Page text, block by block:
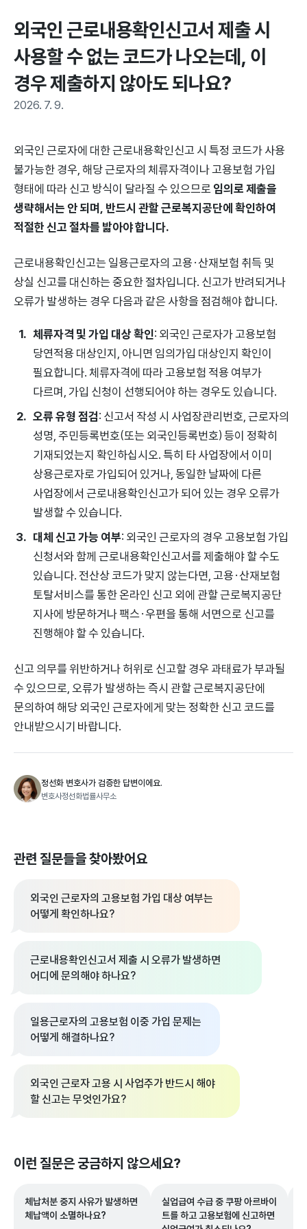
외국인 근로내용확인신고서 제출 시
사용할 수 없는 코드가 나오는데, 이
경우 제출하지 않아도 되나요?
2026. 7. 9.
외국인 근로자에 대한 근로내용확인신고 시 특정 코드가 사용
불가능한 경우, 해당 근로자의 체류자격이나 고용보험 가입
형태에 따라 신고 방식이 달라질 수 있으므로임의로 제출을
생략해서는 안 되며, 반드시 관할 근로복지공단에 확인하여
적절한 신고 절차를 밟아야 합니다.
근로내용확인신고는 일용근로자의 고용·산재보험 취득 및
상실 신고를 대신하는 중요한 절차입니다. 신고가 반려되거나
오류가 발생하는 경우 다음과 같은 사항을 점검해야 합니다.
체류자격 및 가입 대상 확인: 외국인 근로자가 고용보험
당연적용 대상인지, 아니면 임의가입 대상인지 확인이
필요합니다. 체류자격에 따라 고용보험 적용 여부가
다르며, 가입 신청이 선행되어야 하는 경우도 있습니다.
오류 유형 점검: 신고서 작성 시 사업장관리번호, 근로자의
성명, 주민등록번호(또는 외국인등록번호) 등이 정확히
기재되었는지 확인하십시오. 특히 타 사업장에서 이미
상용근로자로 가입되어 있거나, 동일한 날짜에 다른
사업장에서 근로내용확인신고가 되어 있는 경우 오류가
발생할 수 있습니다.
대체 신고 가능 여부: 외국인 근로자의 경우 고용보험 가입
신청서와 함께 근로내용확인신고서를 제출해야 할 수도
있습니다. 전산상 코드가 맞지 않는다면, 고용·산재보험
토탈서비스를 통한 온라인 신고 외에 관할 근로복지공단
지사에 방문하거나 팩스·우편을 통해 서면으로 신고를
진행해야 할 수 있습니다.
신고 의무를 위반하거나 허위로 신고할 경우 과태료가 부과될
수 있으므로, 오류가 발생하는 즉시 관할 근로복지공단에
문의하여 해당 외국인 근로자에게 맞는 정확한 신고 코드를
안내받으시기 바랍니다.
정선화 변호사가 검증한 답변이에요.
변호사정선화법률사무소
관련 질문들을 찾아봤어요
외국인 근로자의 고용보험 가입 대상 여부는
어떻게 확인하나요?
근로내용확인신고서 제출 시 오류가 발생하면
어디에 문의해야 하나요?
일용근로자의 고용보험 이중 가입 문제는
어떻게 해결하나요?
외국인 근로자 고용 시 사업주가 반드시 해야
할 신고는 무엇인가요?
이런 질문은 궁금하지 않으세요?
체납처분 중지 사유가 발생하면
체납액이 소멸하나요?
실업급여 수급 중 쿠팡 아르바이
트를 하고 고용보험에 신고하면